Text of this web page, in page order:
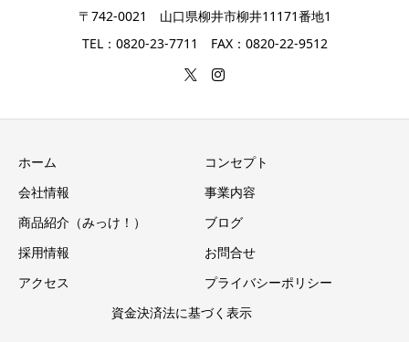
〒742-0021 山口県柳井市柳井11171番地1
TEL：0820-23-7711 FAX：0820-22-9512
ホーム
コンセプト
会社情報
事業内容
商品紹介（みっけ！）
ブログ
採用情報
お問合せ
アクセス
プライバシーポリシー
資金決済法に基づく表示